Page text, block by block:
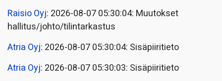
Raisio Oyj: 2026-08-07 05:30:04: Muutokset
hallitus/johto/tilintarkastus
Atria Oyj: 2026-08-07 05:30:04: Sisäpiiritieto
Atria Oyj: 2026-08-07 05:30:03: Sisäpiiritieto